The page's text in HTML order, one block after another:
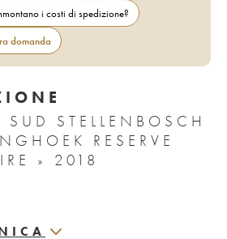
i costi di spedizione?
domanda
STELLENBOSCH
RESERVE
» 2018